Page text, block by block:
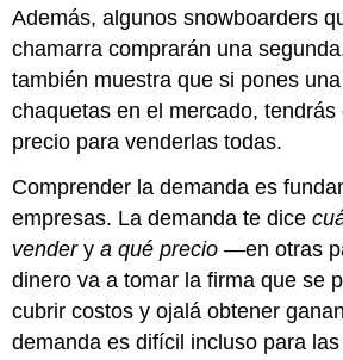
Además, algunos snowboarders
chamarra comprarán una
también muestra que si pones
chaquetas en el mercado, tendrás
precio para venderlas todas.
Comprender la demanda es
empresas. La demanda te dice
venderya qué precio —en otras
dinero va a tomar la firma que se
cubrir costos y ojalá obtener
demanda es difícil incluso para